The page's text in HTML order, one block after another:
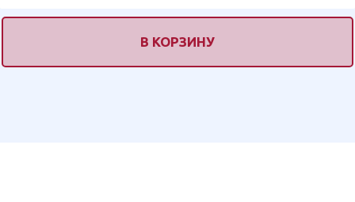
В КОРЗИНУ